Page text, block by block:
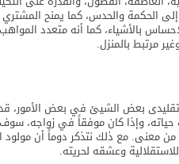
الحكمة والحدس، كما يمنح المشتري
بالأشياء، كما أنه متعدد
مرتبط بالمنزل.
بعض الشيئ في بعض الأمور،
وإذا كان موفقاً في زواجه،
من معنى. مع ذلك نتذكر دوماً أن
وعشقه لحريته.